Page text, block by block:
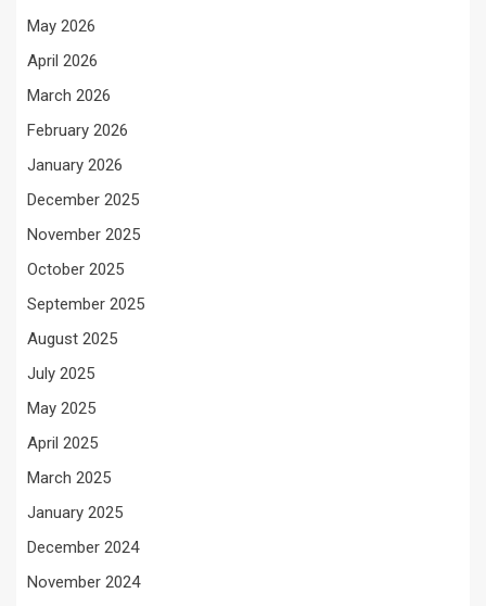
May 2026
April 2026
March 2026
February 2026
January 2026
December 2025
November 2025
October 2025
September 2025
August 2025
July 2025
May 2025
April 2025
March 2025
January 2025
December 2024
November 2024